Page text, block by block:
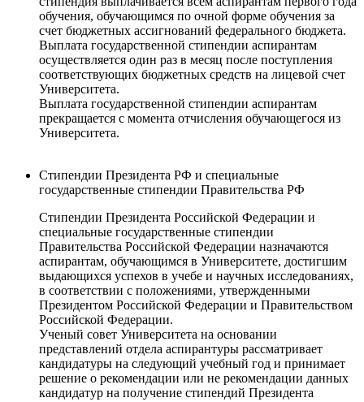
обучения, обучающимся по очной форме обучения за
счет бюджетных ассигнований федерального бюджета.
Выплата государственной стипендии аспирантам
осуществляется один раз в месяц после поступления
соответствующих бюджетных средств на лицевой счет
Университета.
Выплата государственной стипендии аспирантам
прекращается с момента отчисления обучающегося из
Университета.
Стипендии Президента РФ и специальные
государственные стипендии Правительства РФ
Стипендии Президента Российской Федерации и
специальные государственные стипендии
Правительства Российской Федерации назначаются
аспирантам, обучающимся в Университете, достигшим
выдающихся успехов в учебе и научных исследованиях,
в соответствии с положениями, утвержденными
Президентом Российской Федерации и Правительством
Российской Федерации.
Ученый совет Университета на основании
представлений отдела аспирантуры рассматривает
кандидатуры на следующий учебный год и принимает
решение о рекомендации или не рекомендации данных
кандидатур на получение стипендий Президента